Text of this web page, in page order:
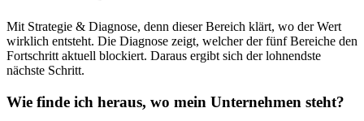
Mit Strategie & Diagnose, denn dieser Bereich klärt, wo der Wert
wirklich entsteht. Die Diagnose zeigt, welcher der fünf Bereiche den
Fortschritt aktuell blockiert. Daraus ergibt sich der lohnendste
nächste Schritt.
Wie finde ich heraus, wo mein Unternehmen steht?